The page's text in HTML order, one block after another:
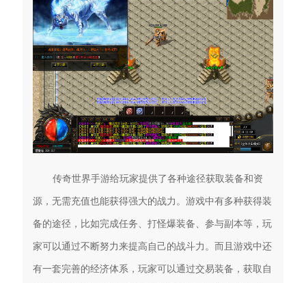
传奇世界手游给玩家提供了各种途径获取装备和资
源，无需充值也能获得强大的战力。游戏中有多种获得装
备的途径，比如完成任务、打怪爆装备、参与副本等，玩
家可以通过不断努力来提高自己的战斗力。而且游戏中还
有一套完善的经济体系，玩家可以通过交易装备，获取自